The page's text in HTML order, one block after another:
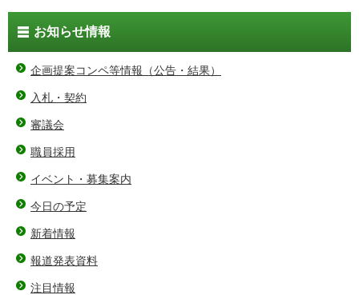
お知らせ情報
企画提案コンペ等情報（公告・結果）
入札・契約
審議会
職員採用
イベント・募集案内
今日の予定
新着情報
報道発表資料
注目情報